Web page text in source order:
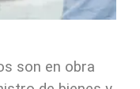
son en obra